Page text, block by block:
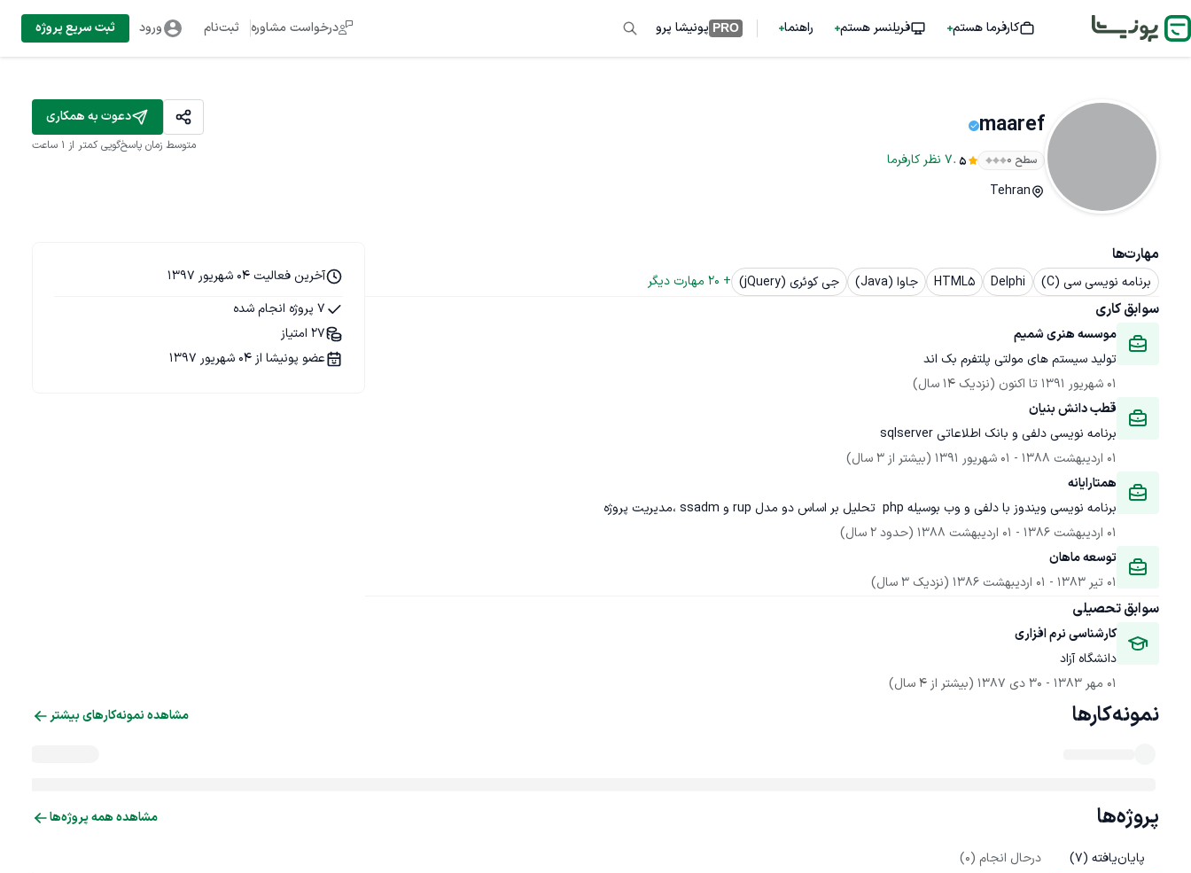
کارفرما هستم فریلنسر هستم راهنما PRO پونیشا پرو درخواست مشاوره ثبت‌نام ورود ثبت سریع پروژه
maaref
سطح ۰ 5
.
7 نظر کارفرما
Tehran
دعوت به همکاری
متوسط زمان پاسخ‌گویی کمتر از 1 ساعت
مهارت‌ها
برنامه نویسی سی (C) Delphi
HTML5 جاوا (Java) جی کوئری (jQuery) +
20 مهارت دیگر
سوابق کاری
موسسه هنری شمیم
تولید سیستم های مولتی پلتفرم بک اند
01 شهریور 1391
تا اکنون (نزدیک 14 سال)
قطب دانش بنیان
برنامه نویسی دلفی و بانک اطلاعاتی sqlserver
01 اردیبهشت 1388
- 01 شهریور 1391
(بیشتر از 3 سال)
همتارایانه
برنامه نویسی ویندوز با دلفی و وب بوسیله php  تحلیل بر اساس دو مدل rup و ssadm ،مدیریت پروژه
01 اردیبهشت 1386
- 01 اردیبهشت 1388
(حدود 2 سال)
توسعه ماهان
01 تیر 1383
- 01 اردیبهشت 1386 (نزدیک 3 سال)
سوابق تحصیلی
کارشناسی نرم افزاری
دانشگاه آزاد
01 مهر 1383
- 30 دی 1387 (بیشتر از 4 سال)
آخرین فعالیت 04 شهریور 1397
7 پروژه انجام شده
27 امتیاز
عضو پونیشا از 04 شهریور 1397
نمونه‌کارها مشاهده نمونه‌کارهای بیشتر
پروژه‌ها مشاهده همه پروژه‌ها
پایان‌یافته (7
) درحال انجام (0
)